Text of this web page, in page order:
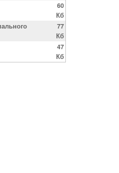
60
Кб
77
Кб
47
Кб